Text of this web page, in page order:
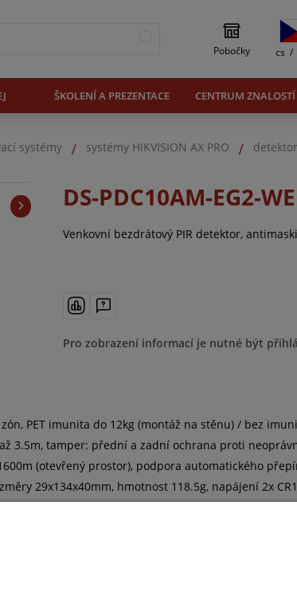
Pobočky cs /
ŠKOLENÍ A PREZENTACE CENTRUM ZNALOSTÍ
systémy systémy HIKVISION AX PRO
DS-PDC10AM-EG2-WE
Venkovní bezdrátový PIR detektor,
Pro zobrazení informací je nutné být
PET imunita do 12kg (montáž na stěnu) / bez
3.5m, tamper: přední a zadní ochrana proti
(otevřený prostor), podpora automatického
29x134x40mm, hmotnost 118.5g, napájení 2x